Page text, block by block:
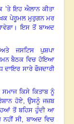
ਇਹ ਐਲਾਨ ਕੀਤਾ
ਪੇਰੂਮਲ ਮੁਰੁਗਨ ਮਰ
ਇਸ ਤੋਂ ਬਾਅਦ
ਜਸਟਿਸ ਪੁਸ਼ਪਾ
ਬੈਠਕ ਵਿਚ ਹੋਇਆ
ਸਾਰੇ ਫੌਜਦਾਰੀ
ਕਿਸੇ ਕਿਤਾਬ ਨੂੰ
ਹੋਏ,ਉਸਨੂੰ ਜਜ਼ਬ
ਤੋਂ ਬਹਿਸ ਹੁੰਦੀ ਆ
ਸੀ, ਬਾਅਦ ਵਿਚ